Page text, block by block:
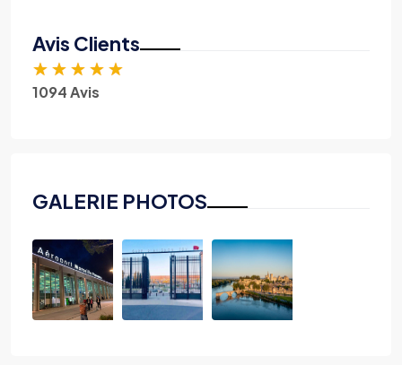
Avis Clients
★ ★ ★ ★ ★
1094 Avis
GALERIE PHOTOS